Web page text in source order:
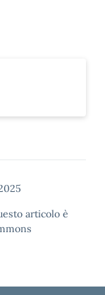
articolo è